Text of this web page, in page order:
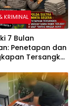
KRIMINAL
7 Bulan
Penetapan dan
Tersangka
dan Kakao Rp26